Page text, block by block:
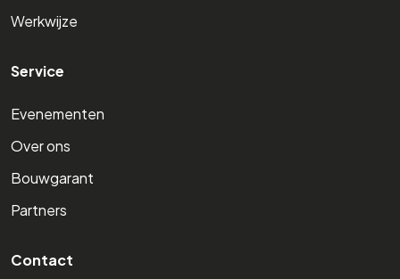
Werkwijze
Service
Evenementen
Over ons
Bouwgarant
Partners
Contact